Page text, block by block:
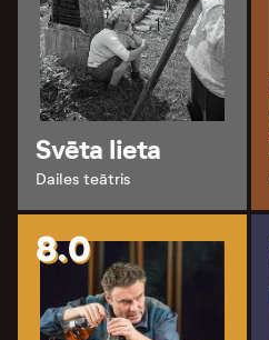
Svēta lieta
Dailes teātris
8.0